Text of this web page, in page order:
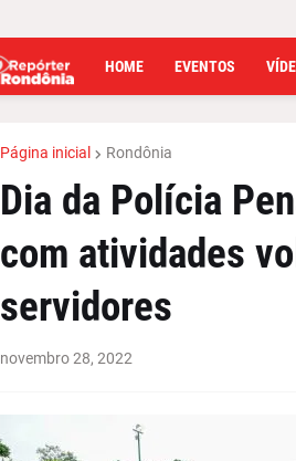
HOME EVENTOS
Página inicial Rondônia
Dia da Polícia
com atividades
servidores
novembro 28, 2022